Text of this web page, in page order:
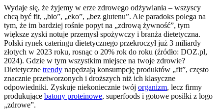
Wydaje się, że żyjemy w erze zdrowego odżywiania – wszyscy
chcą być fit, „bio”, „eko”, „bez glutenu”. Ale paradoks polega na
tym, że im bardziej rośnie popyt na „zdrową żywność”, tym
większe zyski notuje przemysł spożywczy i branża dietetyczna.
Polski rynek cateringu dietetycznego przekroczył już 3 miliardy
złotych w 2023 roku, rosnąc o 20% rok do roku (źródło: DOZ.pl,
2024). Gdzie w tym wszystkim miejsce na twoje zdrowie?
Dietetyczne trendy napędzają konsumpcję produktów „fit”, często
znacznie przetworzonych i droższych niż ich klasyczne
odpowiedniki. Zyskuje niekoniecznie twój organizm, lecz firmy
produkujące batony proteinowe, superfoods i gotowe posiłki z logo
„zdrowe”.